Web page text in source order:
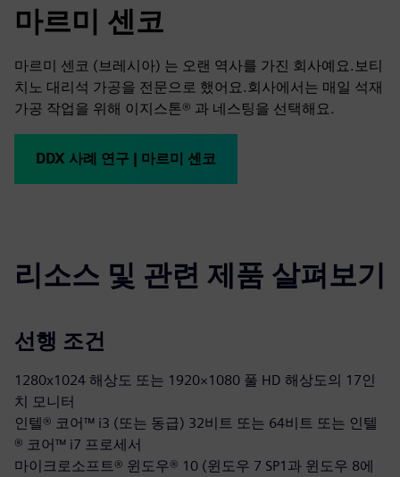
마르미 센코
마르미 센코 (브레시아) 는 오랜 역사를 가진 회사예요.보티
치노 대리석 가공을 전문으로 했어요.회사에서는 매일 석재
가공 작업을 위해 이지스톤® 과 네스팅을 선택해요.
DDX 사례 연구 | 마르미 센코
리소스 및 관련 제품 살펴보기
선행 조건
1280x1024 해상도 또는 1920×1080 풀 HD 해상도의 17인
치 모니터
인텔® 코어™ i3 (또는 동급) 32비트 또는 64비트 또는 인텔
® 코어™ i7 프로세서
마이크로소프트® 윈도우® 10 (윈도우 7 SP1과 윈도우 8에